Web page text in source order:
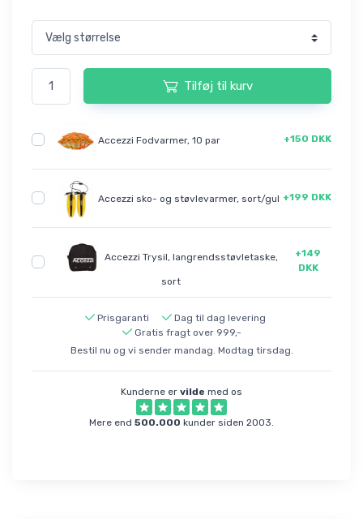
Tilføj til kurv
Accezzi Fodvarmer, 10 par +150 DKK
Accezzi sko- og støvlevarmer, sort/gul +199 DKK
Accezzi Trysil, langrendsstøvletaske,
sort
+149
DKK
Prisgaranti
Dag til dag levering
Gratis fragt over 999,-
Bestil nu og vi sender mandag. Modtag tirsdag.
Kunderne er vilde med os
Mere end 500.000 kunder siden 2003.